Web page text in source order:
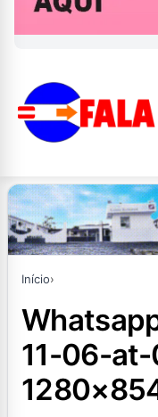
Início›
whatsapp-image-2024-
11-06-